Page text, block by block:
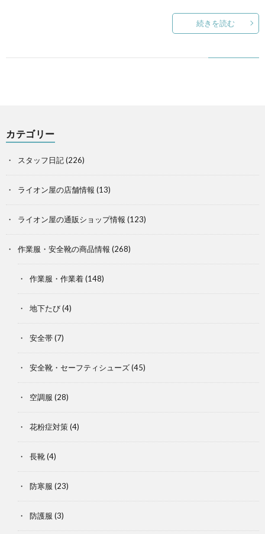
続きを読む
カテゴリー
スタッフ日記(226)
ライオン屋の店舗情報 (13)
ライオン屋の通販ショップ情報 (123)
作業服・安全靴の商品情報 (268)
作業服・作業着(148)
地下たび(4)
安全帯(7)
安全靴・セーフティシューズ(45)
空調服 (28)
花粉症対策(4)
長靴(4)
防寒服 (23)
防護服 (3)